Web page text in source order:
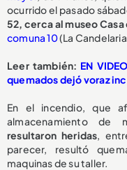
ocurrido el pasado
52, cerca al museo
comuna 10(La
Leer también: EN
quemados dejó voraz
En el incendio, que
almacenamiento de
resultaron heridas,
parecer, resultó
maquinas de su taller.